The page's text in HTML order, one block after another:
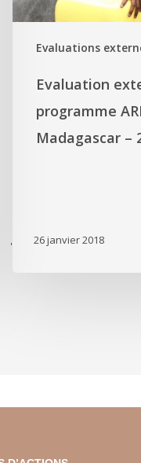
'
Evaluations
Evaluation
programme
Madagascar –
26 janvier 2018